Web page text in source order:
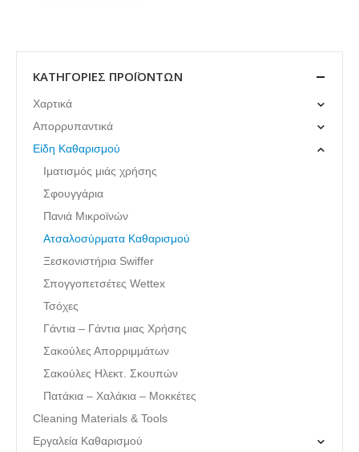
ΚΑΤΗΓΟΡΊΕΣ ΠΡΟΪΌΝΤΩΝ
Χαρτικά
Απορρυπαντικά
Είδη Καθαρισμού
Ιματισμός μιάς χρήσης
Σφουγγάρια
Πανιά Μικροϊνών
Ατσαλοσύρματα Καθαρισμού
Ξεσκονιστήρια Swiffer
Σπογγοπετσέτες Wettex
Τσόχες
Γάντια – Γάντια μιας Χρήσης
Σακούλες Απορριμμάτων
Σακούλες Ηλεκτ. Σκουπών
Πατάκια – Χαλάκια – Μοκκέτες
Cleaning Materials & Tools
Εργαλεία Καθαρισμού